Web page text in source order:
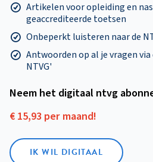
Artikelen voor opleiding en
geaccrediteerde toetsen
Onbeperkt luisteren naar de
Antwoorden op al je vragen
NTVG'
Neem het digitaal ntvg
€ 15,93 per maand!
IK WIL DIGITAAL